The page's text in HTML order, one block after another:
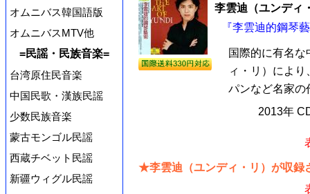
オムニバス韓国語版
オムニバスMTV他
=民謡・民族音楽=
台湾原住民音楽
中国民歌・漢族民謡
少数民族音楽
蒙古モンゴル民謡
西蔵チベット民謡
新疆ウィグル民謡
李雲迪（ユンディ
『李雲迪的鋼琴
国際的に有名
ィ・リ）によ
パンなど名家の
2013年
★李雲迪（ユンディ・リ）が収録